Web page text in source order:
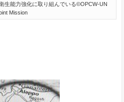
生能力強化に取り組んでいる©OPCW-UN
Mission